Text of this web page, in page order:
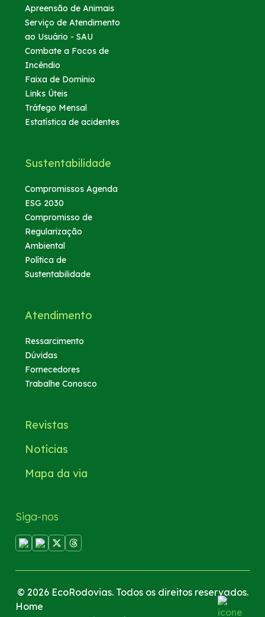
Apreensão de Animais
Serviço de Atendimento
ao Usuário - SAU
Combate a Focos de
Incêndio
Faixa de Domínio
Links Úteis
Tráfego Mensal
Estatística de acidentes
Sustentabilidade
Compromissos Agenda
ESG 2030
Compromisso de
Regularização
Ambiental
Política de
Sustentabilidade
Atendimento
Ressarcimento
Dúvidas
Fornecedores
Trabalhe Conosco
Revistas
Notícias
Mapa da via
Siga-nos
Home
© 2026 EcoRodovias. Todos os direitos reservados.